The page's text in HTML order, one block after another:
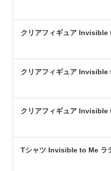
クリアフィギュア Invisible
クリアフィギュア Invisible
クリアフィギュア Invisible
Tシャツ Invisible to Me ラ